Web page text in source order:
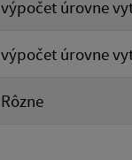
výpočet úrovne
výpočet úrovne
Rôzne